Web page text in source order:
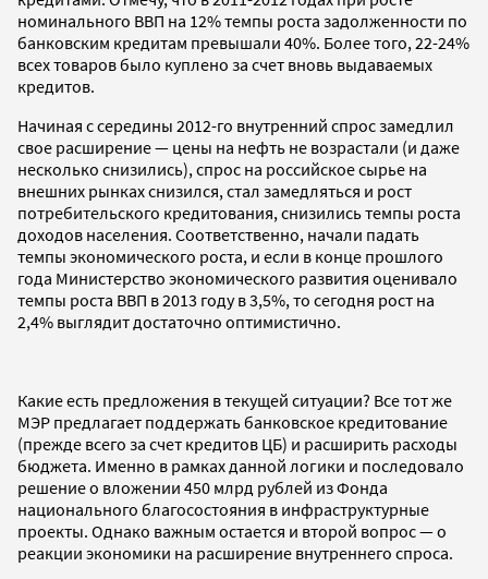
номинального ВВП на 12% темпы роста задолженности по
банковским кредитам превышали 40%. Более того, 22-24%
всех товаров было куплено за счет вновь выдаваемых
кредитов.
Начиная с середины 2012-го внутренний спрос замедлил
свое расширение — цены на нефть не возрастали (и даже
несколько снизились), спрос на российское сырье на
внешних рынках снизился, стал замедляться и рост
потребительского кредитования, снизились темпы роста
доходов населения. Соответственно, начали падать
темпы экономического роста, и если в конце прошлого
года Министерство экономического развития оценивало
темпы роста ВВП в 2013 году в 3,5%, то сегодня рост на
2,4% выглядит достаточно оптимистично.
Какие есть предложения в текущей ситуации? Все тот же
МЭР предлагает поддержать банковское кредитование
(прежде всего за счет кредитов ЦБ) и расширить расходы
бюджета. Именно в рамках данной логики и последовало
решение о вложении 450 млрд рублей из Фонда
национального благосостояния в инфраструктурные
проекты. Однако важным остается и второй вопрос — о
реакции экономики на расширение внутреннего спроса.